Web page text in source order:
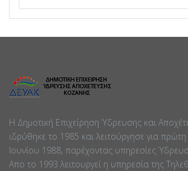
Η Δημοτική Επιχείρηση Ύδρευσης και
ιδρύθηκε το 1985 και λειτούργησε για
Ιουνίου 1988, παρέχοντας υπηρεσίες
Απο το 1993 λειτουργεί η υπηρεσία της